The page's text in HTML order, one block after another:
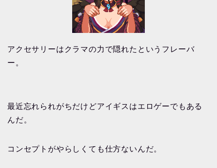
アクセサリーはクラマの力で隠れたというフレーバ
ー。
最近忘れられがちだけどアイギスはエロゲーでもある
んだ。
コンセプトがやらしくても仕方ないんだ。